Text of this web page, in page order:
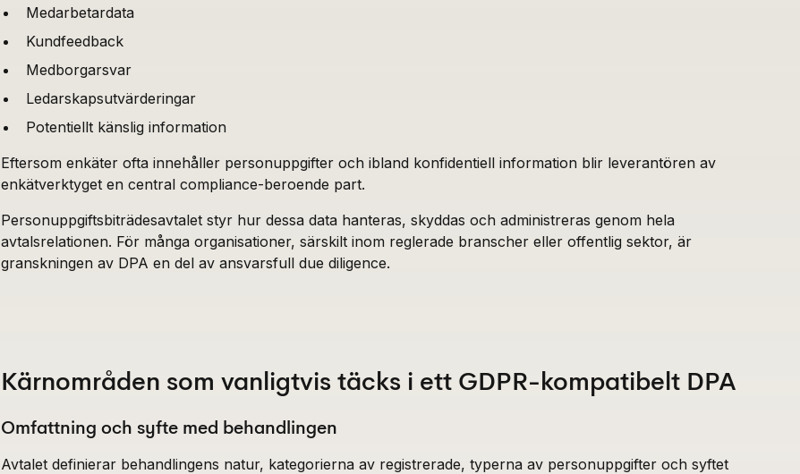
Medarbetardata
Kundfeedback
Medborgarsvar
Ledarskapsutvärderingar
Potentiellt känslig information
Eftersom enkäter ofta innehåller personuppgifter och ibland konfidentiell information blir leverantören av
enkätverktyget en central compliance-beroende part.
Personuppgiftsbiträdesavtalet styr hur dessa data hanteras, skyddas och administreras genom hela
avtalsrelationen. För många organisationer, särskilt inom reglerade branscher eller offentlig sektor, är
granskningen av DPA en del av ansvarsfull due diligence.
Kärnområden som vanligtvis täcks i ett GDPR-kompatibelt DPA
Omfattning och syfte med behandlingen
Avtalet definierar behandlingens natur, kategorierna av registrerade, typerna av personuppgifter och syftet